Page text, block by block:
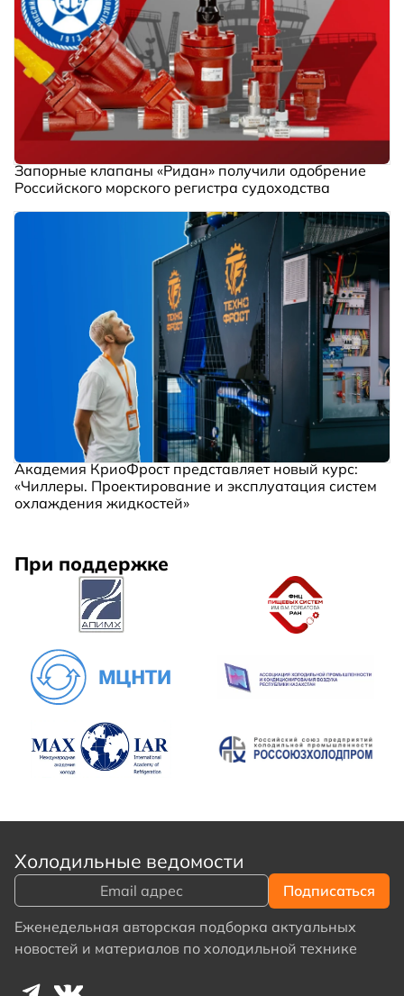
Запорные клапаны «Ридан» получили одобрение
Российского морского регистра судоходства
Академия КриоФрост представляет новый курс:
«Чиллеры. Проектирование и эксплуатация систем
охлаждения жидкостей»
При поддержке
Холодильные ведомости
Еженедельная авторская подборка актуальных
новостей и материалов по холодильной технике